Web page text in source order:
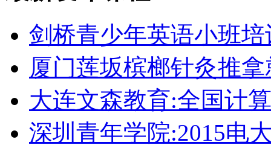
剑桥青少年英语小班培
厦门莲坂槟榔针灸推
大连文森教育:全国计
深圳青年学院:2015电